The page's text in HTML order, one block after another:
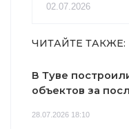
02.07.2026
ЧИТАЙТЕ ТАКЖЕ:
В Туве
объектов за
28.07.2026 18:10